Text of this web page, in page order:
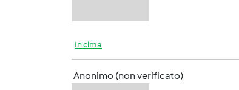
In cima
Anonimo (non verificato)